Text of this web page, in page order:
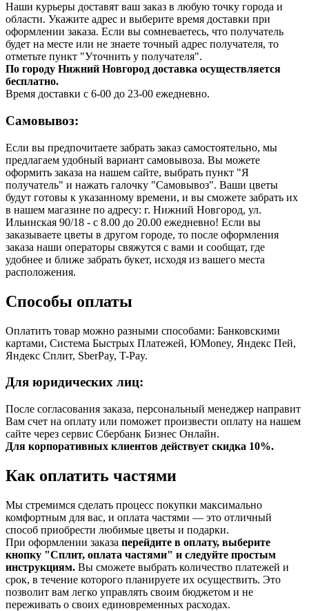
Наши курьеры доставят ваш заказ в любую точку города и
области. Укажите адрес и выберите время доставки при
оформлении заказа. Если вы сомневаетесь, что получатель
будет на месте или не знаете точный адрес получателя, то
отметьте пункт "Уточнить у получателя".
По городу Нижний Новгород доставка осуществляется
бесплатно.
Время доставки с 6-00 до 23-00 ежедневно.
Самовывоз:
Если вы предпочитаете забрать заказ самостоятельно, мы
предлагаем удобный вариант самовывоза. Вы можете
оформить заказа на нашем сайте, выбрать пункт "Я
получатель" и нажать галочку "Самовывоз". Ваши цветы
будут готовы к указанному времени, и вы сможете забрать их
в нашем магазине по адресу: г. Нижний Новгород, ул.
Ильинская 90/18 - с 8.00 до 20.00 ежедневно! Если вы
заказываете цветы в другом городе, то после оформления
заказа наши операторы свяжутся с вами и сообщат, где
удобнее и ближе забрать букет, исходя из вашего места
расположения.
Способы оплаты
Оплатить товар можно разными способами: Банковскими
картами, Система Быстрых Платежей, ЮMoney, Яндекс Пей,
Яндекс Сплит, SberPay, T-Pay.
Для юридических лиц:
После согласования заказа, персональный менеджер направит
Вам счет на оплату или поможет произвести оплату на нашем
сайте через сервис Сбербанк Бизнес Онлайн.
Для корпоративных клиентов действует скидка 10%.
Как оплатить частями
Мы стремимся сделать процесс покупки максимально
комфортным для вас, и оплата частями — это отличный
способ приобрести любимые цветы и подарки.
При оформлении заказа перейдите в оплату, выберите
кнопку "Сплит, оплата частями" и следуйте простым
инструкциям. Вы сможете выбрать количество платежей и
срок, в течение которого планируете их осуществить. Это
позволит вам легко управлять своим бюджетом и не
переживать о своих единовременных расходах.